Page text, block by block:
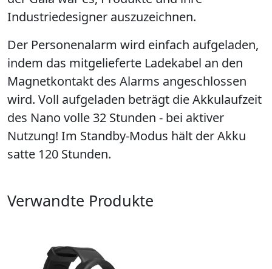
Industriedesigner auszuzeichnen.
Der Personenalarm wird einfach aufgeladen,
indem das mitgelieferte Ladekabel an den
Magnetkontakt des Alarms angeschlossen
wird. Voll aufgeladen beträgt die Akkulaufzeit
des Nano volle 32 Stunden - bei aktiver
Nutzung! Im Standby-Modus hält der Akku
satte 120 Stunden.
Verwandte Produkte